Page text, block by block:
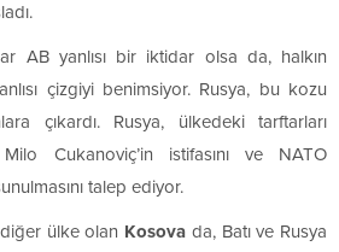
AB yanlısı bir iktidar olsa da, halkın
çizgiyi benimsiyor. Rusya, bu kozu
çıkardı. Rusya, ülkedeki tarftarları
Milo Cukanoviç’in istifasını ve NATO
talep ediyor.
diğer ülke olan Kosova da, Batı ve Rusya